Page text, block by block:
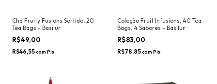
Chá Fruity Fusions Sortido, 20
Tea Bags - Basilur
R$49,00
R$46,55com Pix
Coleção Fruit Infusions, 40 Tea
Bags, 4 Sabores - Basilur
R$83,00
R$78,85com Pix